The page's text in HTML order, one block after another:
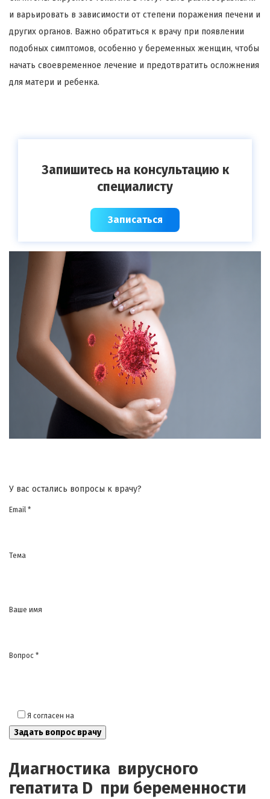
и варьировать в зависимости от степени поражения печени и
других органов. Важно обратиться к врачу при появлении
подобных симптомов, особенно у беременных женщин, чтобы
начать своевременное лечение и предотвратить осложнения
для матери и ребенка.
Запишитесь на консультацию к
специалисту
Записаться
У вас остались вопросы к врачу?
Email *
Тема
Ваше имя
Вопрос *
Я согласен на
Диагностика вирусного
гепатита D при беременности